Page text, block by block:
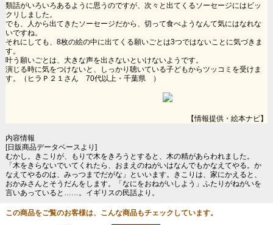
類話がいろいろあるように思うのですが、次々と出てくるソーセージにはビッ
クリしました。
でも、人から出てきたソーセージだから、切って食べようなんて気にはなれな
いですね。
それにしても、8枚の絵の中に出てくる願いごとは3つではないことに気づきま
す。
叶う願いごとは、大きな声を出さないといけないようです。
演じる時に気をつけないと、しっかり聴いている子どもからツッコミを受けま
す。（ヒラＰ２１さん 70代以上・千葉県 ）
【情報提供・絵本ナビ】
内容情報
[日販商品データベースより]
むかし。きこりが、もりで木をきろうとすると、木の精があらわれました。
「木をきらないでいてくれたら、おまえのねがいはなんでもかなえてやる。か
なえてやるのは、みっつまでだがな」といいます。きこりは、家にかえると、
おかみさんとそうだんをします。「なにをおねがいしよう」ふたりがねがいを
言いあっていると……。イギリスの民話より。
この商品をご覧のお客様は、こんな商品もチェックしています。